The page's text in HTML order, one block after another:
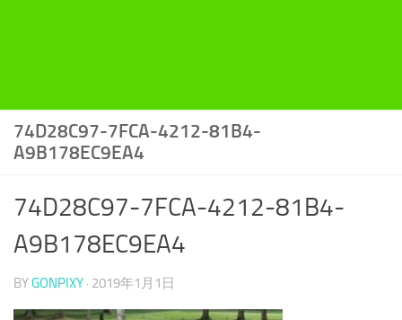
74D28C97-7FCA-4212-81B4-
A9B178EC9EA4
74D28C97-7FCA-4212-81B4-
A9B178EC9EA4
BYGONPIXY · 2019年1月1日